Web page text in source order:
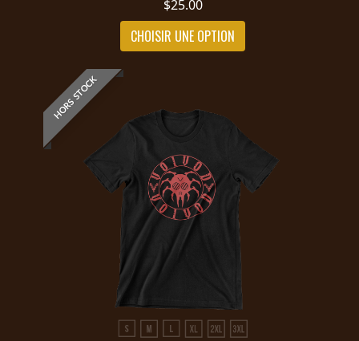
$25.00
CHOISIR UNE OPTION
HORS STOCK